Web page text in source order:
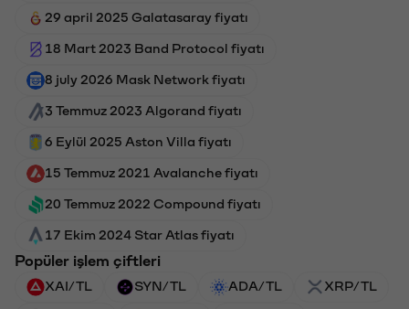
29 april 2025 Galatasaray fiyatı
18 Mart 2023 Band Protocol fiyatı
8 july 2026 Mask Network fiyatı
3 Temmuz 2023 Algorand fiyatı
6 Eylül 2025 Aston Villa fiyatı
15 Temmuz 2021 Avalanche fiyatı
20 Temmuz 2022 Compound fiyatı
17 Ekim 2024 Star Atlas fiyatı
Popüler işlem çiftleri
XAI/TL SYN/TL ADA/TL XRP/TL